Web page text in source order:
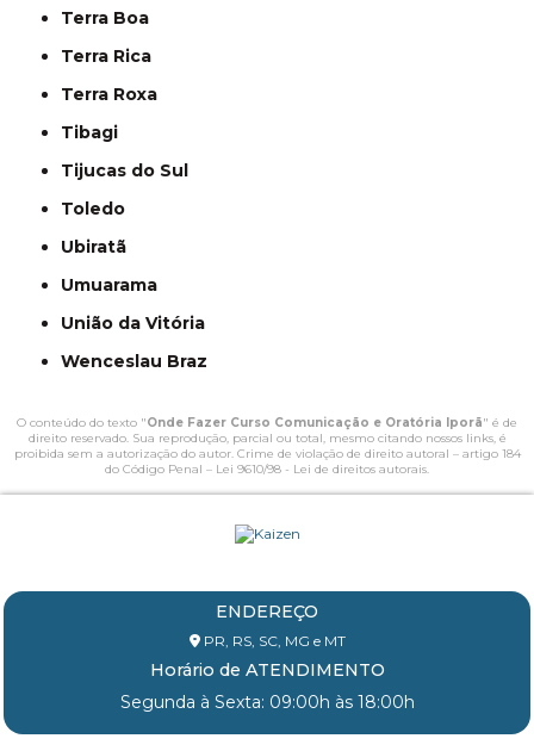
Terra Boa
Terra Rica
Terra Roxa
Tibagi
Tijucas do Sul
Toledo
Ubiratã
Umuarama
União da Vitória
Wenceslau Braz
O conteúdo do texto "Onde Fazer Curso Comunicação e Oratória Iporã" é de
direito reservado. Sua reprodução, parcial ou total, mesmo citando nossos links, é
proibida sem a autorização do autor. Crime de violação de direito autoral – artigo 184
do Código Penal – Lei 9610/98 - Lei de direitos autorais.
ENDEREÇO
PR, RS, SC, MG e MT
Horário de ATENDIMENTO
Segunda à Sexta: 09:00h às 18:00h